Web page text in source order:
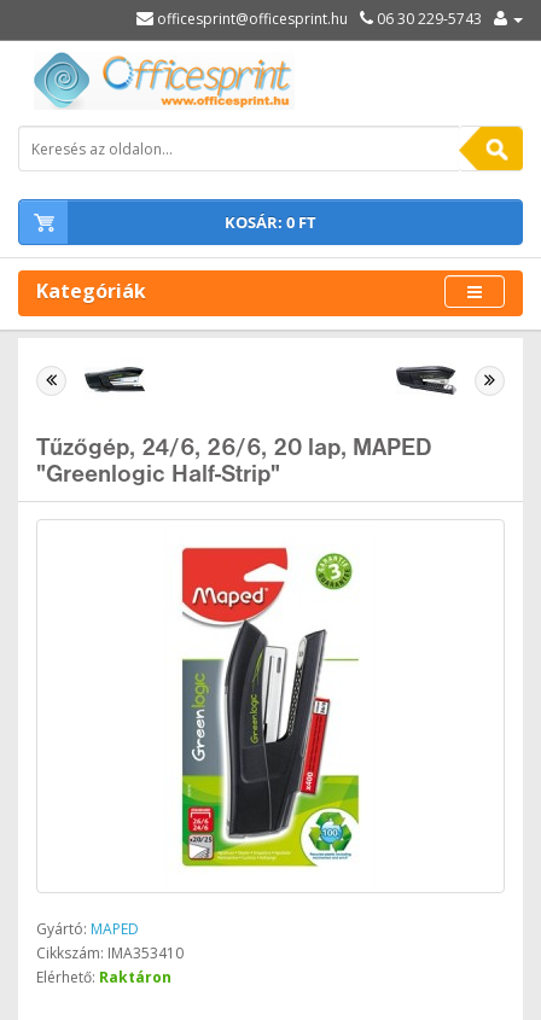
officesprint@officesprint.hu 06 30 229-5743
KOSÁR: 0 FT
Kategóriák
Tűzőgép, 24/6, 26/6, 20 lap, MAPED
"Greenlogic Half-Strip"
Gyártó: MAPED
Cikkszám: IMA353410
Elérhető: Raktáron